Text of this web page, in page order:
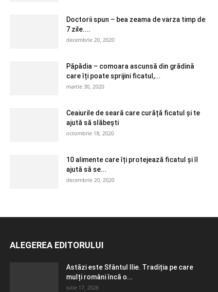
Doctorii spun – bea zeama de varza timp de
7 zile....
decembrie 20, 2020
Păpădia – comoara ascunsă din grădină
care îți poate sprijini ficatul,...
martie 30, 2020
Ceaiurile de seară care curăță ficatul și te
ajută să slăbești
octombrie 18, 2020
10 alimente care îți protejează ficatul și îl
ajută să se...
decembrie 20, 2020
ALEGEREA EDITORULUI
Astăzi este Sfântul Ilie. Tradiția pe care
mulți români încă o...
iulie 17, 2026